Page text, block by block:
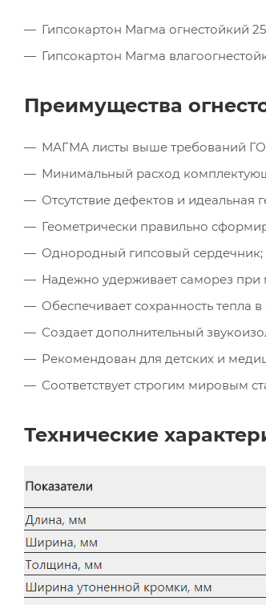
Гипсокартон Магма огнестойкий
Гипсокартон Магма
Преимущества
МАГМА листы выше требований
Минимальный расход
Отсутствие дефектов и идеальная
Геометрически правильно
Однородный гипсовый сердечник;
Надежно удерживает саморез при
Обеспечивает сохранность тепла
Создает дополнительный
Рекомендован для детских и
Соответствует строгим мировым
Технические